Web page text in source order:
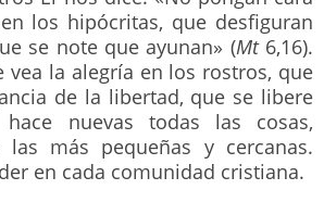
los hipócritas, que desfiguran
se note que ayunan» (Mt6,16).
vea la alegría en los rostros, que
de la libertad, que se libere
nuevas todas las cosas,
las más pequeñas y cercanas.
en cada comunidad cristiana.